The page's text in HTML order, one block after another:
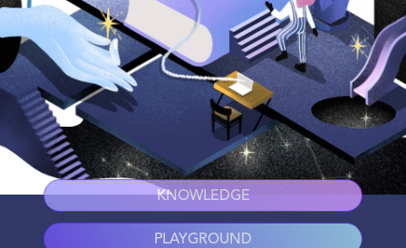
KNOWLEDGE
PLAYGROUND